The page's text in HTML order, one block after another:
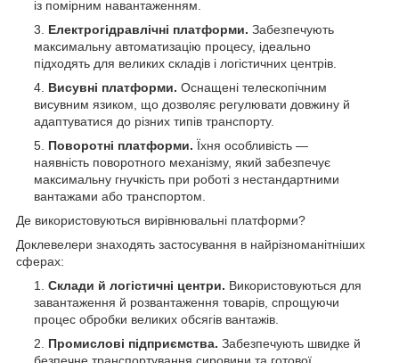
із помірним навантаженням.
Електрогідравлічні платформи. Забезпечують
максимальну автоматизацію процесу, ідеально
підходять для великих складів і логістичних центрів.
Висувні платформи. Оснащені телескопічним
висувним язиком, що дозволяє регулювати довжину й
адаптуватися до різних типів транспорту.
Поворотні платформи. Їхня особливість —
наявність поворотного механізму, який забезпечує
максимальну гнучкість при роботі з нестандартними
вантажами або транспортом.
Де використовуються вирівнювальні платформи?
Доклевелери знаходять застосування в найрізноманітніших
сферах:
Склади й логістичні центри. Використовуються для
завантаження й розвантаження товарів, спрощуючи
процес обробки великих обсягів вантажів.
Промислові підприємства. Забезпечують швидке й